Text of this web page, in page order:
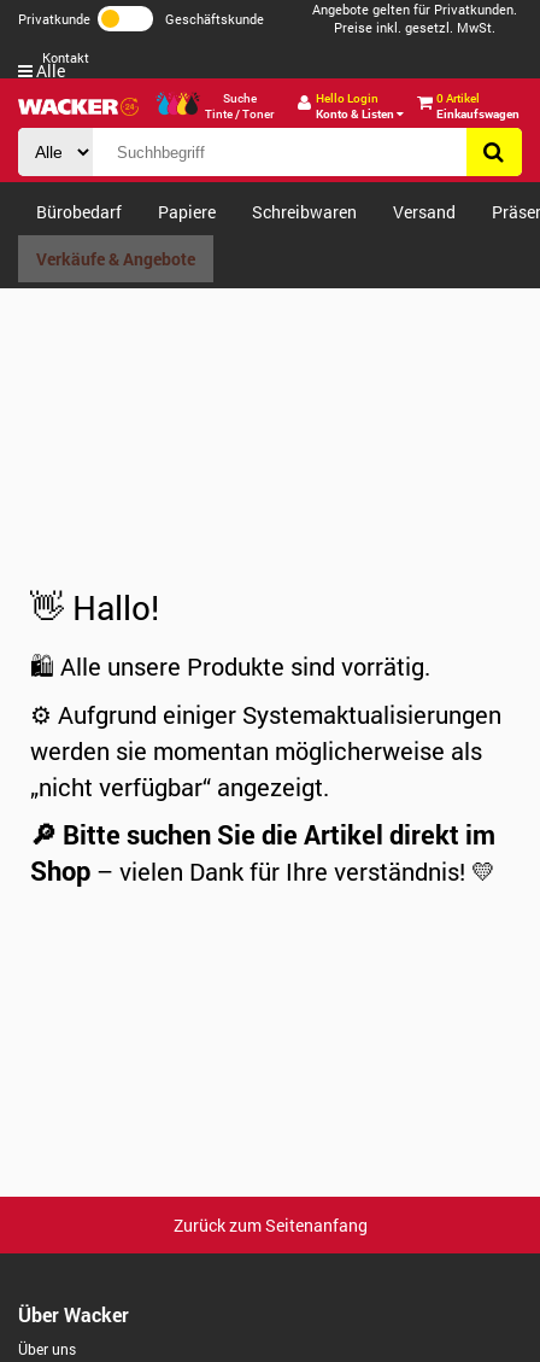
Privatkunde Geschäftskunde
Angebote gelten für Privatkunden.
Preise inkl. gesetzl. MwSt.
Kontakt
Suche
Tinte / Toner
Hello Login
Konto & Listen
0 Artikel
Einkaufswagen
Alle
Bürobedarf Papiere Schreibwaren Versand
Verkäufe & Angebote
👋 Hallo!
🛍️ Alle unsere Produkte sind vorrätig.
⚙️ Aufgrund einiger Systemaktualisierungen
werden sie momentan möglicherweise als
„nicht verfügbar“ angezeigt.
🔎 Bitte suchen Sie die Artikel direkt im
Shop – vielen Dank für Ihre verständnis! 💛
Zurück zum Seitenanfang
Über Wacker
Über uns